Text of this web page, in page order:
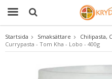
Produkten har
Startsida Smaksättare
Chilipasta,
Currypasta - Tom Kha - Lobo - 400g